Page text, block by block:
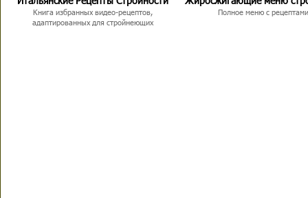
Книга избранных видео-рецептов,
адаптированных для стройнеющих
Полное меню с рецептами